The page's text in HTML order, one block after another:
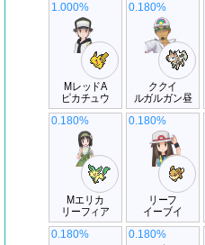
MレッドA
ピカチュウ
1.000%
ククイ
ルガルガン昼
0.180%
Mエリカ
リーフィア
0.180%
リーフ
イーブイ
0.180%
0.180% 0.180%